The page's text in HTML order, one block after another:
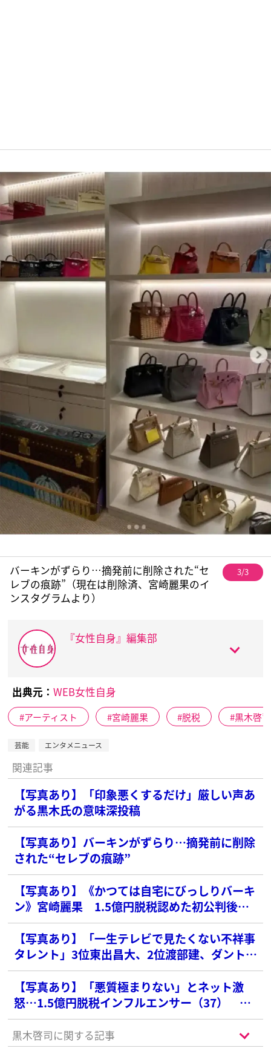
バーキンがずらり…摘発前に削除された“セ
レブの痕跡”（現在は削除済、宮崎麗果のイ
ンスタグラムより）
3/3
『女性自身』編集部
出典元： WEB女性自身
アーティスト 宮崎麗果 脱税 黒木啓司
芸能 エンタメニュース
関連記事
【写真あり】「印象悪くするだけ」厳しい声あ
がる黒木氏の意味深投稿
【写真あり】バーキンがずらり…摘発前に削除
された“セレブの痕跡”
【写真あり】《かつては自宅にびっしりバーキ
ン》宮崎麗果 1.5億円脱税認めた初公判後
に“フリマ出品準備”報道…豪華絢爛な“セレブ
生活”も終焉か
【写真あり】「一生テレビで見たくない不祥事
タレント」3位東出昌大、2位渡部建、ダントツ
1位の俳優は？
【写真あり】「悪質極まりない」とネット激
怒…1.5億円脱税インフルエンサー（37） 元
参院議員の父・白眞勲氏は「一切のコメントを
差し控えるよう指示を受けている」
黒木啓司に関する記事